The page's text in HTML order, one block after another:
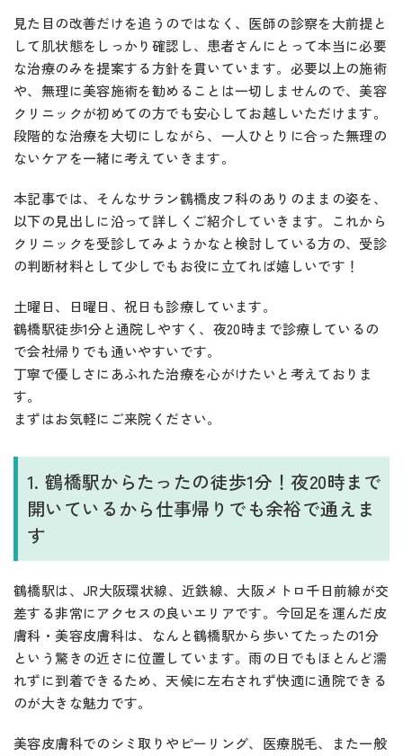
見た目の改善だけを追うのではなく、医師の診察を大前提と
して肌状態をしっかり確認し、患者さんにとって本当に必要
な治療のみを提案する方針を貫いています。必要以上の施術
や、無理に美容施術を勧めることは一切しませんので、美容
クリニックが初めての方でも安心してお越しいただけます。
段階的な治療を大切にしながら、一人ひとりに合った無理の
ないケアを一緒に考えていきます。
本記事では、そんなサラン鶴橋皮フ科のありのままの姿を、
以下の見出しに沿って詳しくご紹介していきます。これから
クリニックを受診してみようかなと検討している方の、受診
の判断材料として少しでもお役に立てれば嬉しいです！
土曜日、日曜日、祝日も診療しています。
鶴橋駅徒歩1分と通院しやすく、夜20時まで診療しているの
で会社帰りでも通いやすいです。
丁寧で優しさにあふれた治療を心がけたいと考えておりま
す。
まずはお気軽にご来院ください。
1. 鶴橋駅からたったの徒歩1分！夜20時まで
開いているから仕事帰りでも余裕で通えま
す
鶴橋駅は、JR大阪環状線、近鉄線、大阪メトロ千日前線が交
差する非常にアクセスの良いエリアです。今回足を運んだ皮
膚科・美容皮膚科は、なんと鶴橋駅から歩いてたったの1分
という驚きの近さに位置しています。雨の日でもほとんど濡
れずに到着できるため、天候に左右されず快適に通院できる
のが大きな魅力です。
美容皮膚科でのシミ取りやピーリング、医療脱毛、また一般